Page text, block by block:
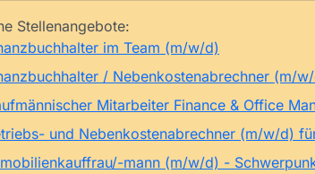
Stellenangebote:
im Team (m/w/d)
/ Nebenkostenabrechner (m/
Mitarbeiter Finance & Office
und Nebenkostenabrechner (m/w/d)
mann (m/w/d) -